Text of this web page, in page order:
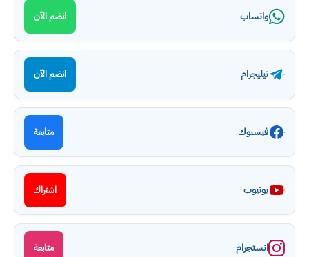
واتساب انضم الآن
تيليجرام انضم الآن
فيسبوك متابعة
يوتيوب اشتراك
انستجرام متابعة